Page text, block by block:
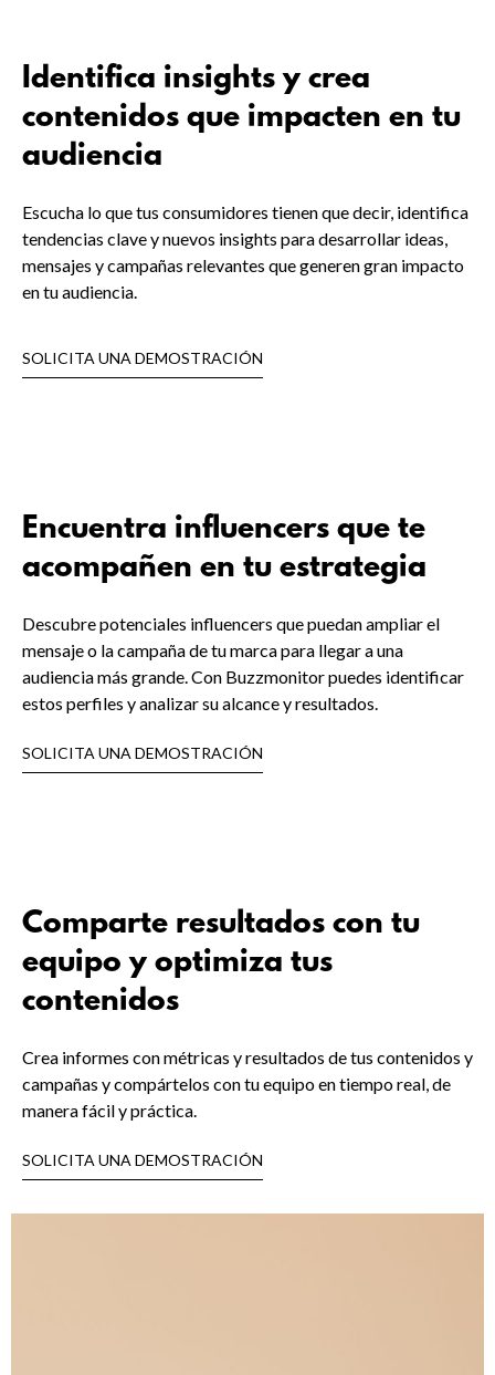
Identifica insights y crea
contenidos que impacten en tu
audiencia
Escucha lo que tus consumidores tienen que decir, identifica
tendencias clave y nuevos insights para desarrollar ideas,
mensajes y campañas relevantes que generen gran impacto
en tu audiencia.
SOLICITA UNA DEMOSTRACIÓN
Encuentra influencers que te
acompañen en tu estrategia
Descubre potenciales influencers que puedan ampliar el
mensaje o la campaña de tu marca para llegar a una
audiencia más grande. Con Buzzmonitor puedes identificar
estos perfiles y analizar su alcance y resultados.
SOLICITA UNA DEMOSTRACIÓN
Comparte resultados con tu
equipo y optimiza tus
contenidos
Crea informes con métricas y resultados de tus contenidos y
campañas y compártelos con tu equipo en tiempo real, de
manera fácil y práctica.
SOLICITA UNA DEMOSTRACIÓN